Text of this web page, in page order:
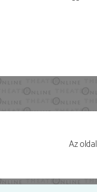
Az